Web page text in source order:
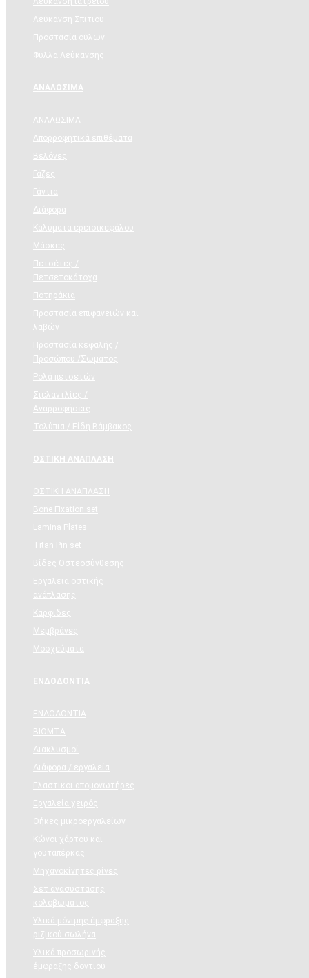
Λεύκανση Σπιτιου
Προστασία ούλων
Φύλλα Λεύκανσης
ΑΝΑΛΩΣΙΜΑ
ΑΝΑΛΩΣΙΜΑ
Απορροφητικά επιθέματα
Βελόνες
Γάζες
Γάντια
Διάφορα
Καλύματα ερεισικεφάλου
Μάσκες
Πετσέτες /
Πετσετοκάτοχα
Ποτηράκια
Προστασία επιφανειών και
λαβών
Προστασία κεφαλής /
Προσώπου /Σώματος
Ρολά πετσετών
Σιελαντλίες /
Αναρροφήσεις
Τολύπια / Είδη Βάμβακος
ΟΣΤΙΚH ΑΝΑΠΛΑΣH
ΟΣΤΙΚH ΑΝΑΠΛΑΣH
Bone Fixation set
Lamina Plates
Titan Pin set
Βίδες Οστεοσύνθεσης
Εργαλεια οστικής
ανάπλασης
Καρφίδες
Μεμβράνες
Μοσχεύματα
ΕΝΔΟΔΟΝΤΙΑ
ΕΝΔΟΔΟΝΤΙΑ
BIOMTA
Διακλυσμοί
Διάφορα / εργαλεία
Ελαστικοι απομονωτήρες
Εργαλεία χειρός
Θήκες μικροεργαλείων
Κώνοι χάρτου και
γουταπέρκας
Μηχανοκίνητες ρίνες
Σετ ανασύστασης
κολοβώματος
Υλικά μόνιμης έμφραξης
ριζικού σωλήνα
Υλικά προσωρινής
έμφραξης δοντιού